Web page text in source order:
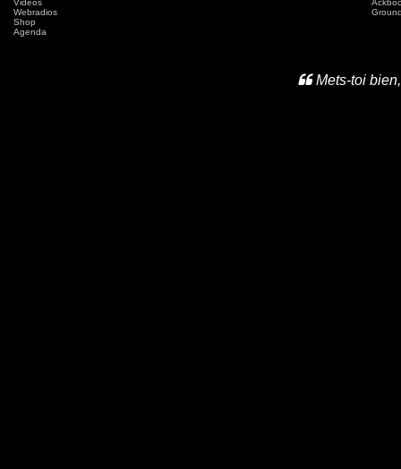
Videos
Webradios
Shop
Agenda
Mets-toi